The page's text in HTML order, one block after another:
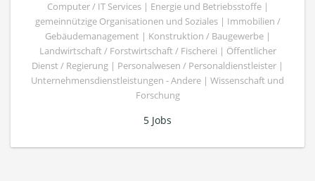
Computer / IT Services | Energie und Betriebsstoffe |
gemeinnützige Organisationen und Soziales | Immobilien /
Gebäudemanagement | Konstruktion / Baugewerbe |
Landwirtschaft / Forstwirtschaft / Fischerei | Öffentlicher
Dienst / Regierung | Personalwesen / Personaldienstleister |
Unternehmensdienstleistungen - Andere | Wissenschaft und
Forschung
5 Jobs